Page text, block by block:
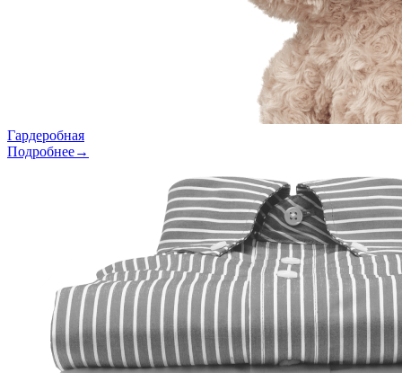
Гардеробная
Подробнее→